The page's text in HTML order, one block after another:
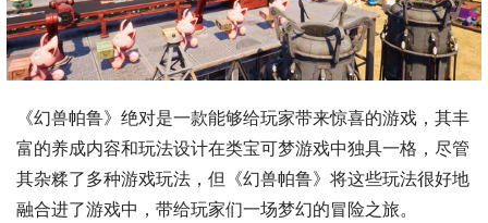
《幻兽帕鲁》绝对是一款能够给玩家带来惊喜的游戏，其丰
富的养成内容和玩法设计在类宝可梦游戏中独具一格，尽管
其杂糅了多种游戏玩法，但《幻兽帕鲁》将这些玩法很好地
融合进了游戏中，带给玩家们一场梦幻的冒险之旅。